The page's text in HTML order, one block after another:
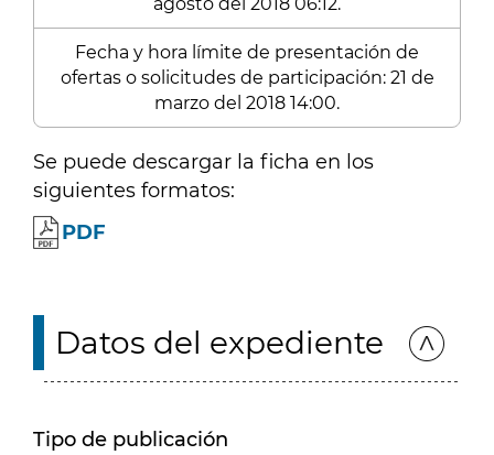
Fecha y hora límite de presentación de
ofertas o solicitudes de participación: 21 de
marzo del 2018 14:00.
Se puede descargar la ficha en los
siguientes formatos:
PDF
Datos del expediente
Tipo de publicación